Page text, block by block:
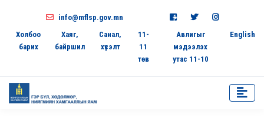
info@mflsp.gov.mn
Холбоо
барих
Хаяг,
байршил
Санал,
хүсэлт
11-
11
төв
Авлигыг
мэдээлэх
утас 11-10
English